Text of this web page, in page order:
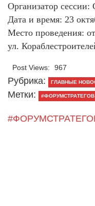
Организатор
Дата и время: 23
Место проведения:
ул.
Post Views: 967
Рубрика: ГЛАВНЫЕ
Метки: #ФОРУМСТРАТЕГОВ